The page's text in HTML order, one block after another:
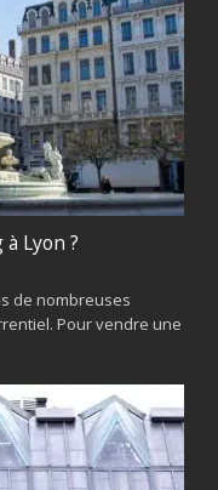
Lyon ?
de nombreuses
Pour vendre une